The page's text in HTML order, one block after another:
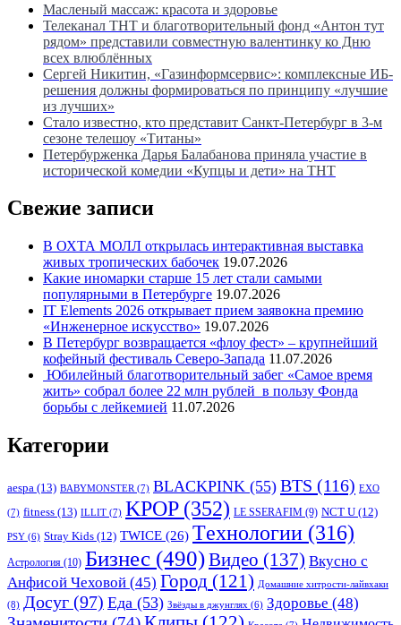
Масленый массаж: красота и здоровье
Телеканал ТНТ и благотворительный фонд «Антон тут
рядом» представили совместную валентинку ко Дню
всех влюблённых
Сергей Никитин, «Газинформсервис»: комплексные ИБ-
решения должны формироваться по принципу «лучшие
из лучших»
Стало известно, кто представит Санкт-Петербург в 3-м
сезоне телешоу «Титаны»
Петербурженка Дарья Балабанова приняла участие в
исторической комедии «Купцы и дети» на ТНТ
Свежие записи
В ОХТА МОЛЛ открылась интерактивная выставка
живых тропических бабочек 19.07.2026
Какие иномарки старше 15 лет стали самыми
популярными в Петербурге 19.07.2026
IT Elements 2026 открывает прием заявокна премию
«Инженерное искусство» 19.07.2026
В Петербург возвращается «флоу фест» – крупнейший
кофейный фестиваль Северо-Запада 11.07.2026
Юбилейный благотворительный забег «Самое время
жить» собрал более 22 млн рублей в пользу Фонда
борьбы с лейкемией 11.07.2026
Категории
aespa (13) BABYMONSTER (7) BLACKPINK (55) BTS (116) EXO
(7) fitness (13) ILLIT (7) KPOP(352) LE SSERAFIM (9) NCT U (12)
PSY (6) Stray Kids (12) TWICE (26) Tехнологии (316)
Астрология (10) Бизнес (490)Видео (137) Вкусно с
Анфисой Чеховой (45) Город (121) Домашние хитрости-лайвхаки
(8) Досуг (97) Еда (53) Звёзды в джунглях (6) Здоровье (48)